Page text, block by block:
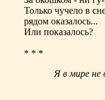
Только чучело в
рядом оказалось...
Или показалось?
* * *
Я в мире не